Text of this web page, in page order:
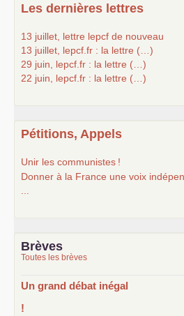
Les dernières lettres
13 juillet, lettre lepcf de nouveau
13 juillet, lepcf.fr : la lettre (…)
29 juin, lepcf.fr : la lettre (…)
22 juin, lepcf.fr : la lettre (…)
Pétitions, Appels
Unir les communistes !
Donner à la France une voix
Brèves
Toutes les brèves
Un grand débat inégal
!